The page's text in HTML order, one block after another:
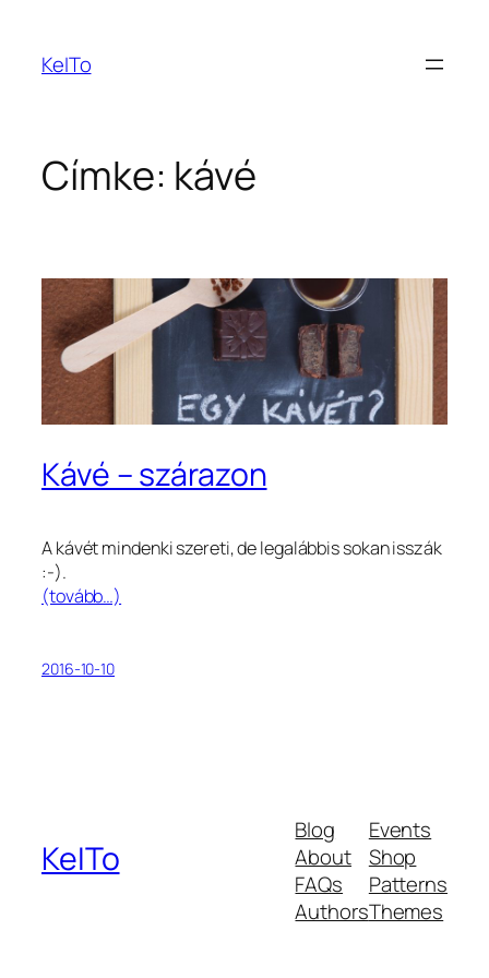
tartalomhoz
KeITo
Címke: kávé
Kávé – szárazon
A kávét mindenki szereti, de legalábbis sokan isszák
:-).
(tovább…)
2016-10-10
KeITo
Blog
About
FAQs
Authors
Events
Shop
Patterns
Themes